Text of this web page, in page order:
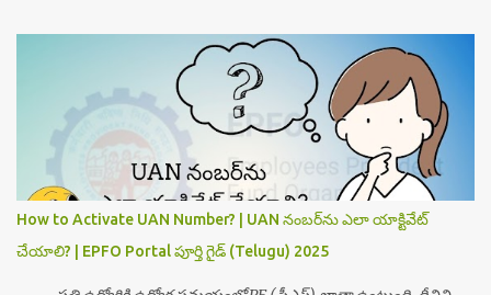
సేవలు సులభంగా పొందవచ్చు. UAN ఎందుకు అవసరం? ఉద్యోగ మారినప్పుడూ
PF ఖాతా వివరాలు ఒకే చోట ఉండేందుకు EPF ఖాతాలో జమ అయ్యే మొత్తాన్ని
ఎప్పుడైనా చెక్ చేయేందుకు డిజిటల్ విత్‌డ్రావల్ కోసం UMANG App, EPFO
పోర్టల్, SMS ద్వారా సేవలు పొందేందుకు మీకు పింఛన్ పొందే ప్రక్రియలో
పారదర్శకత కోసం ✅ మీ UAN నెంబర్ ఎలా తెలుసుకోవాలి? (Step-by-Step
Guide in Telugu) Step 1: EPFO Member Portal సందర్శించండి ముందుగా
EPFO అధికారిక వెబ్‌సైట్‌కి వెళ్ళండి: 👉 https://unifiedportal-
mem.epfindia.gov.in Step 2: “Know Your UAN” ఆప్షన్ ఎంచుకోండి
హోమ్‌పేజీలో “Important Links” అనే సెక్షన్‌లో Know Your UAN అనే లింక్
How to Activate UAN Number? | UAN నంబర్‌ను ఎలా యాక్టివేట్
చేయాలి? | EPFO Portal పూర్తి గైడ్ (Telugu) 2025